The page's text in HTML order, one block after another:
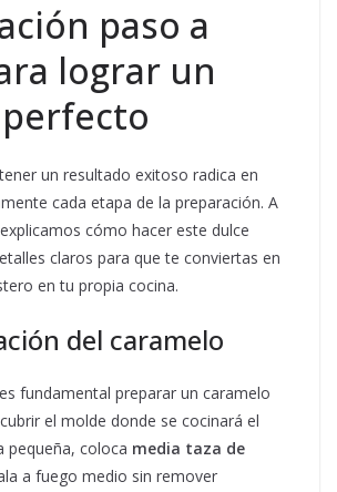
paso a
lograr un
un resultado exitoso radica en
cada etapa de la preparación. A
cómo hacer este dulce
claros para que te conviertas en
en tu propia cocina.
del caramelo
fundamental preparar un caramelo
el molde donde se cocinará el
pequeña, coloca media taza de
a fuego medio sin remover